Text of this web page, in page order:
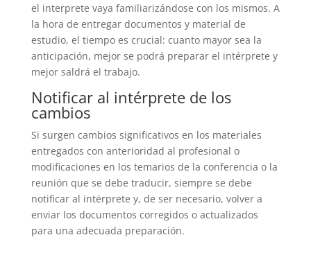
el interprete vaya familiarizándose con los mismos. A
la hora de entregar documentos y material de
estudio, el tiempo es crucial: cuanto mayor sea la
anticipación, mejor se podrá preparar el intérprete y
mejor saldrá el trabajo.
Notificar al intérprete de los
cambios
Si surgen cambios significativos en los materiales
entregados con anterioridad al profesional o
modificaciones en los temarios de la conferencia o la
reunión que se debe traducir, siempre se debe
notificar al intérprete y, de ser necesario, volver a
enviar los documentos corregidos o actualizados
para una adecuada preparación.